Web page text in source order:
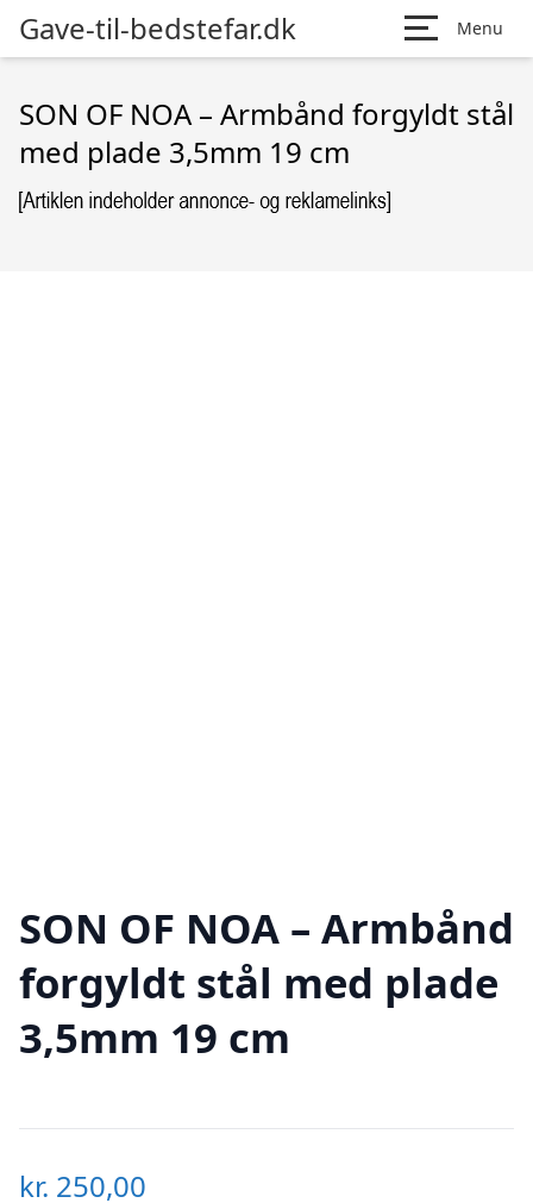
Gave-til-bedstefar.dk Menu
SON OF NOA – Armbånd forgyldt stål
med plade 3,5mm 19 cm
SON OF NOA – Armbånd
forgyldt stål med plade
3,5mm 19 cm
kr. 250,00